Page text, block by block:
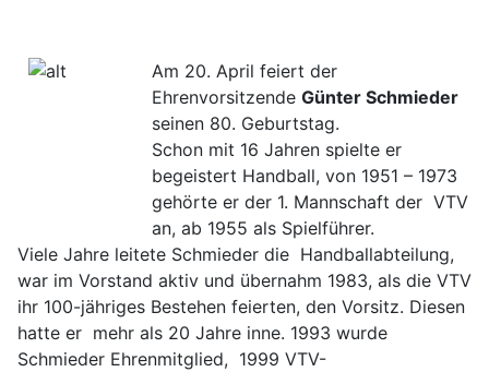
Am 20. April feiert der
Ehrenvorsitzende Günter Schmieder
seinen 80. Geburtstag. ­­
Schon mit 16 Jahren spielte er
begeistert Handball, von 1951 – 1973
gehörte er der 1. Mannschaft der VTV
an, ab 1955 als Spielführer.
Viele Jahre leitete Schmieder die Handballabteilung,
war im Vorstand aktiv und übernahm 1983, als die VTV
ihr 100-jähriges Bestehen feierten, den Vorsitz. Diesen
hatte er mehr als 20 Jahre inne. 1993 wurde
Schmieder Ehrenmitglied, 1999 VTV-